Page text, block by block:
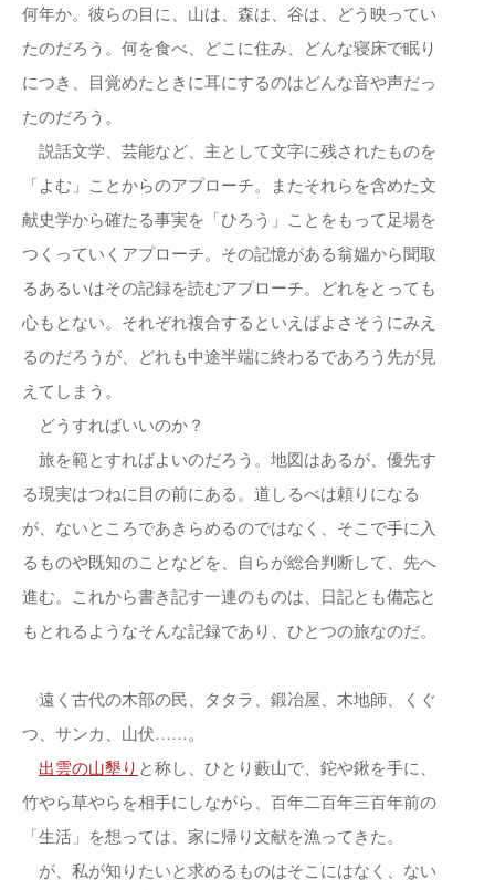
何年か。彼らの目に、山は、森は、谷は、どう映ってい
たのだろう。何を食べ、どこに住み、どんな寝床で眠り
につき、目覚めたときに耳にするのはどんな音や声だっ
たのだろう。
説話文学、芸能など、主として文字に残されたものを
「よむ」ことからのアプローチ。またそれらを含めた文
献史学から確たる事実を「ひろう」ことをもって足場を
つくっていくアプローチ。その記憶がある翁媼から聞取
るあるいはその記録を読むアプローチ。どれをとっても
心もとない。それぞれ複合するといえばよさそうにみえ
るのだろうが、どれも中途半端に終わるであろう先が見
えてしまう。
どうすればいいのか？
旅を範とすればよいのだろう。地図はあるが、優先す
る現実はつねに目の前にある。道しるべは頼りになる
が、ないところであきらめるのではなく、そこで手に入
るものや既知のことなどを、自らが総合判断して、先へ
進む。これから書き記す一連のものは、日記とも備忘と
もとれるようなそんな記録であり、ひとつの旅なのだ。
遠く古代の木部の民、タタラ、鍛冶屋、木地師、くぐ
つ、サンカ、山伏……。
出雲の山墾り と称し、ひとり藪山で、鉈や鍬を手に、
竹やら草やらを相手にしながら、百年二百年三百年前の
「生活」を想っては、家に帰り文献を漁ってきた。
が、私が知りたいと求めるものはそこにはなく、ない